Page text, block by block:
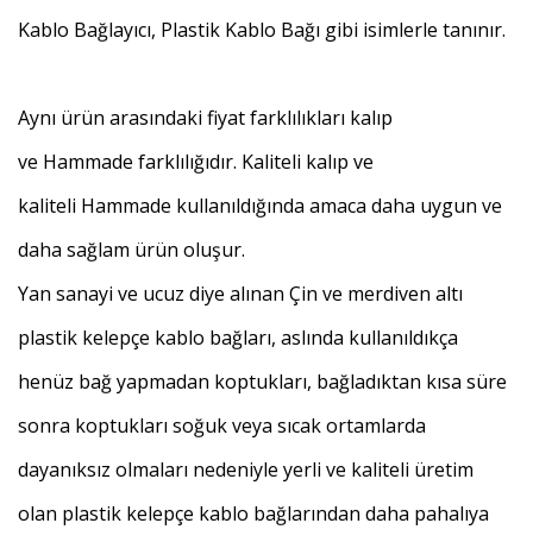
Kablo Bağlayıcı, Plastik Kablo Bağı gibi isimlerle tanınır.
Aynı ürün arasındaki fiyat farklılıkları kalıp
ve Hammade farklılığıdır. Kaliteli kalıp ve
kaliteli Hammade kullanıldığında amaca daha uygun ve
daha sağlam ürün oluşur.
Yan sanayi ve ucuz diye alınan Çin ve merdiven altı
plastik kelepçe kablo bağları, aslında kullanıldıkça
henüz bağ yapmadan koptukları, bağladıktan kısa süre
sonra koptukları soğuk veya sıcak ortamlarda
dayanıksız olmaları nedeniyle yerli ve kaliteli üretim
olan plastik kelepçe kablo bağlarından daha pahalıya